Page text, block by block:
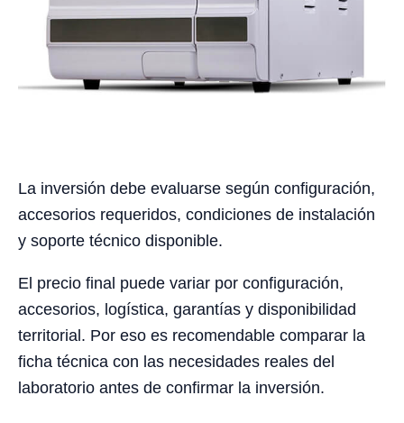
La inversión debe evaluarse según configuración,
accesorios requeridos, condiciones de instalación
y soporte técnico disponible.
El precio final puede variar por configuración,
accesorios, logística, garantías y disponibilidad
territorial. Por eso es recomendable comparar la
ficha técnica con las necesidades reales del
laboratorio antes de confirmar la inversión.